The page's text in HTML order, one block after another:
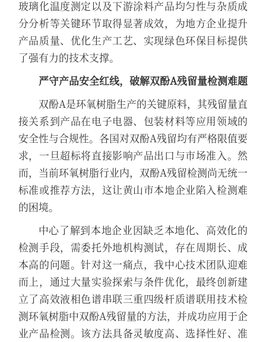
玻璃化温度测定以及下游涂料产品均匀性与杂质成
分分析等关键环节取得显著成效，为地方企业提升
产品质量、优化生产工艺、实现绿色环保目标提供
了强有力的技术支撑。
严守产品安全红线，破解双酚A残留量检测难题
双酚A是环氧树脂生产的关键原料，其残留量直
接关系到产品在电子电器、包装材料等应用领域的
安全性与合规性。各国对双酚A残留均有严格限值要
求，一旦超标将直接影响产品出口与市场准入。然
而，当前环氧树脂行业内，双酚A残留检测尚无统一
标准或推荐方法，这让黄山市本地企业陷入检测难
的困境。
中心了解到本地企业因缺乏本地化、高效化的
检测手段，需委托外地机构测试，存在周期长、成
本高的问题。针对这一痛点，我中心技术团队迎难
而上，通过大量实验探索与条件优化，最终创新建
立了高效液相色谱串联三重四级杆质谱联用技术检
测环氧树脂中双酚A残留量的方法，并成功应用于企
业产品检测。该方法具备灵敏度高、选择性好、准